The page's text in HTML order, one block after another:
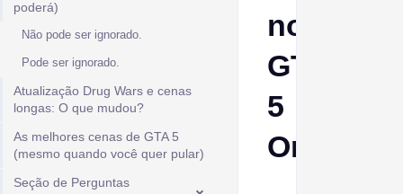
poderá)
Não pode ser ignorado.
Pode ser ignorado.
Atualização Drug Wars e cenas
longas: O que mudou?
As melhores cenas de GTA 5
(mesmo quando você quer pular)
Seção de Perguntas
no
GTA
5
Online